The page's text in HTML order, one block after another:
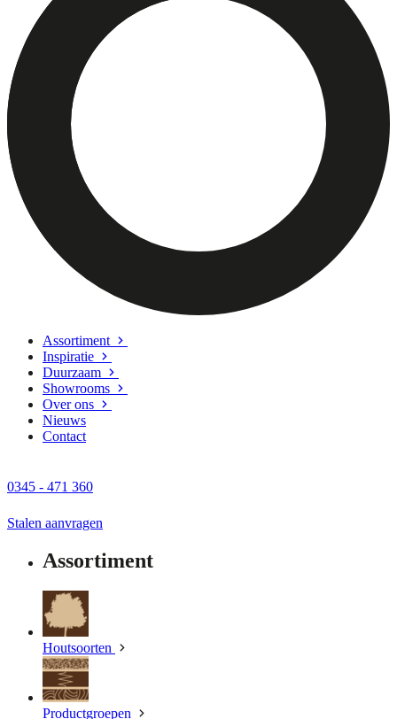
Assortiment
Inspiratie
Duurzaam
Showrooms
Over ons
Nieuws
Contact
0345 - 471 360
Stalen aanvragen
Assortiment
Houtsoorten
Productgroepen